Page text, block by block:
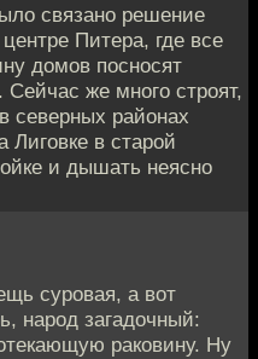
связано решение
Питера, где все
домов посносят
же много строят,
северных районах
в старой
и дышать неясно
суровая, а вот
народ загадочный:
раковину. Ну